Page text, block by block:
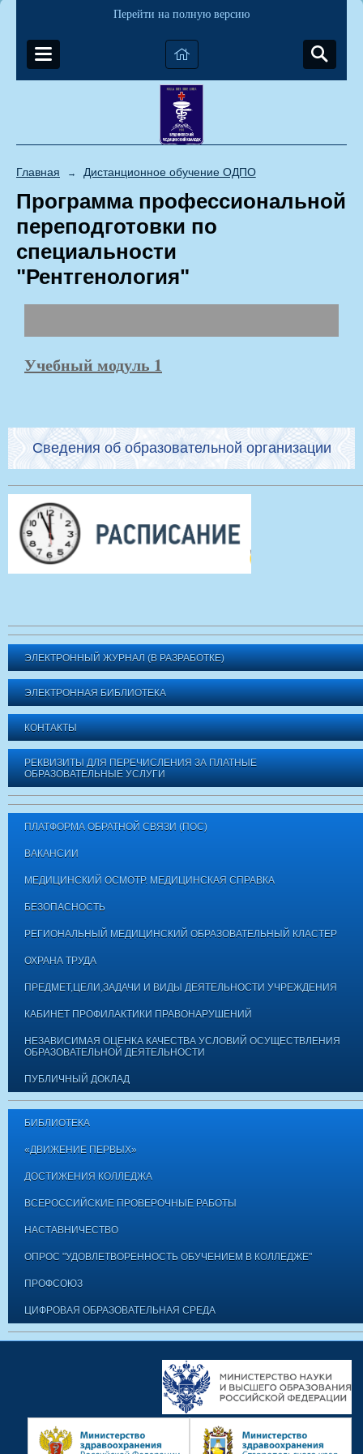
Перейти на полную версию
Главная → Дистанционное обучение ОДПО
Программа профессиональной
переподготовки по
специальности
"Рентгенология"
Учебный модуль 1
Сведения об образовательной организации
ЭЛЕКТРОННЫЙ ЖУРНАЛ (В РАЗРАБОТКЕ)
ЭЛЕКТРОННАЯ БИБЛИОТЕКА
КОНТАКТЫ
РЕКВИЗИТЫ ДЛЯ ПЕРЕЧИСЛЕНИЯ ЗА ПЛАТНЫЕ
ОБРАЗОВАТЕЛЬНЫЕ УСЛУГИ
ПЛАТФОРМА ОБРАТНОЙ СВЯЗИ (ПОС)
ВАКАНСИИ
МЕДИЦИНСКИЙ ОСМОТР. МЕДИЦИНСКАЯ СПРАВКА
БЕЗОПАСНОСТЬ
РЕГИОНАЛЬНЫЙ МЕДИЦИНСКИЙ ОБРАЗОВАТЕЛЬНЫЙ КЛАСТЕР
ОХРАНА ТРУДА
ПРЕДМЕТ,ЦЕЛИ,ЗАДАЧИ И ВИДЫ ДЕЯТЕЛЬНОСТИ УЧРЕЖДЕНИЯ
КАБИНЕТ ПРОФИЛАКТИКИ ПРАВОНАРУШЕНИЙ
НЕЗАВИСИМАЯ ОЦЕНКА КАЧЕСТВА УСЛОВИЙ ОСУЩЕСТВЛЕНИЯ
ОБРАЗОВАТЕЛЬНОЙ ДЕЯТЕЛЬНОСТИ
ПУБЛИЧНЫЙ ДОКЛАД
БИБЛИОТЕКА
«ДВИЖЕНИЕ ПЕРВЫХ»
ДОСТИЖЕНИЯ КОЛЛЕДЖА
ВСЕРОССИЙСКИЕ ПРОВЕРОЧНЫЕ РАБОТЫ
НАСТАВНИЧЕСТВО
ОПРОС "УДОВЛЕТВОРЕННОСТЬ ОБУЧЕНИЕМ В КОЛЛЕДЖЕ"
ПРОФСОЮЗ
ЦИФРОВАЯ ОБРАЗОВАТЕЛЬНАЯ СРЕДА